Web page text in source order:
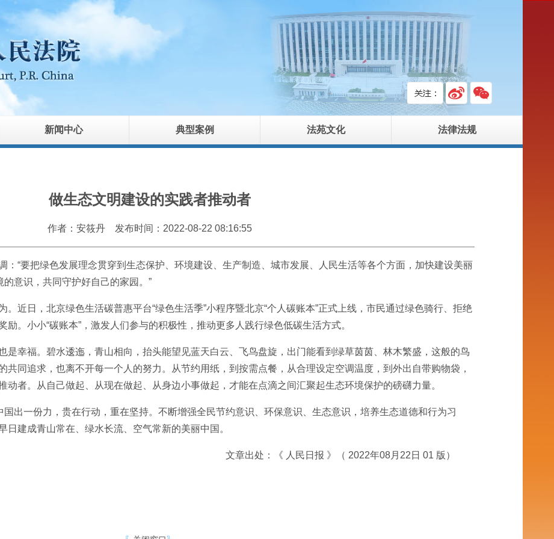
新闻中心 典型案例 法苑文化 法律法规
做生态文明建设的实践者推动者
作者：安筱丹 发布时间：2022-08-22 08:16:55
“要把绿色发展理念贯穿到生态保护、环境建设、生产制造、城市发展、人民生活等各个方面，加快建设美丽
的意识，共同守护好自己的家园。”
近日，北京绿色生活碳普惠平台“绿色生活季”小程序暨北京“个人碳账本”正式上线，市民通过绿色骑行、拒绝
。小小“碳账本”，激发人们参与的积极性，推动更多人践行绿色低碳生活方式。
是幸福。碧水逶迤，青山相向，抬头能望见蓝天白云、飞鸟盘旋，出门能看到绿草茵茵、林木繁盛，这般的鸟
共同追求，也离不开每一个人的努力。从节约用纸，到按需点餐，从合理设定空调温度，到外出自带购物袋，
动者。从自己做起、从现在做起、从身边小事做起，才能在点滴之间汇聚起生态环境保护的磅礴力量。
国出一份力，贵在行动，重在坚持。不断增强全民节约意识、环保意识、生态意识，培养生态道德和行为习
建成青山常在、绿水长流、空气常新的美丽中国。
文章出处：《 人民日报 》（ 2022年08月22日 01 版）